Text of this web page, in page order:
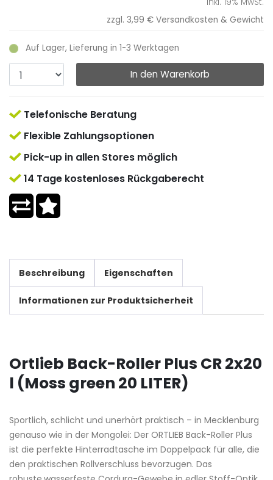
inkl. 19% MwSt.
zzgl. 3,99 € Versandkosten & Gewicht
Auf Lager, Lieferung in 1-3 Werktagen
In den Warenkorb
Telefonische Beratung
Flexible Zahlungsoptionen
Pick-up in allen Stores möglich
14 Tage kostenloses Rückgaberecht
Beschreibung Eigenschaften
Informationen zur Produktsicherheit
Ortlieb Back-Roller Plus CR 2x20
l (Moss green 20 LITER)
Sportlich, schlicht und unerhört praktisch – in Mecklenburg
genauso wie in der Mongolei: Der ORTLIEB Back-Roller Plus
ist die perfekte Hinterradtasche im Doppelpack für alle, die
den praktischen Rollverschluss bevorzugen. Das